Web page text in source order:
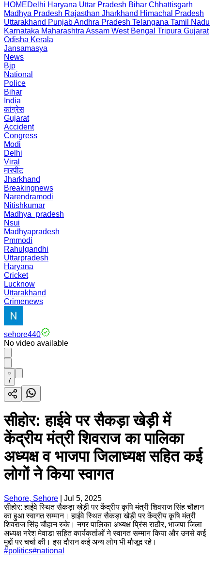
HOMEDelhi Haryana Uttar Pradesh Bihar Chhattisgarh
Madhya Pradesh Rajasthan Jharkhand Himachal Pradesh
Uttarakhand PunjabAndhra Pradesh Telangana Tamil Nadu
Karnataka Maharashtra Assam West Bengal Tripura Gujarat
Odisha Kerala
Jansamasya
News
Bjp
National
Police
Bihar
India
कांग्रेस
Gujarat
Accident
Congress
Modi
Delhi
Viral
मारपीट
Jharkhand
Breakingnews
Narendramodi
Nitishkumar
Madhya_pradesh
Nsui
Madhyapradesh
Pmmodi
Rahulgandhi
Uttarpradesh
Haryana
Cricket
Lucknow
Uttarakhand
Crimenews
sehore440
No video available
7
सीहोर: हाईवे पर सैकड़ा खेड़ी में
केंद्रीय मंत्री शिवराज का पालिका
अध्यक्ष व भाजपा जिलाध्यक्ष सहित कई
लोगों ने किया स्वागत
Sehore, Sehore
Jul 5, 2025
सीहोर: हाईवे स्थित सैकड़ा खेड़ी पर केंद्रीय कृषि मंत्री शिवराज सिंह चौहान
का हुआ स्वागत सम्मान। हाईवे स्थित सैकड़ा खेड़ी पर केंद्रीय कृषि मंत्री
शिवराज सिंह चौहान रुके। नगर पालिका अध्यक्ष प्रिंस राठौर, भाजपा जिला
अध्यक्ष नरेश मेवाडा सहित कार्यकर्ताओं ने स्वागत सम्मान किया और उनसे कई
मुद्दों पर चर्चा की। इस दौरान कई अन्य लोग भी मौजूद रहे।
#politics#national